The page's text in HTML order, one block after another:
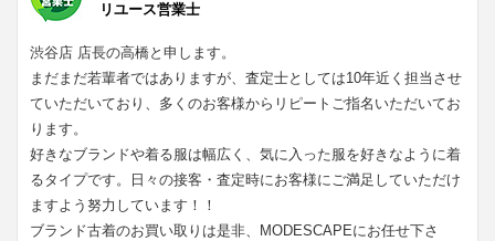
リユース営業士
渋谷店 店長の高橋と申します。
まだまだ若輩者ではありますが、査定士としては10年近く担当させ
ていただいており、多くのお客様からリピートご指名いただいてお
ります。
好きなブランドや着る服は幅広く、気に入った服を好きなように着
るタイプです。日々の接客・査定時にお客様にご満足していただけ
ますよう努力しています！！
ブランド古着のお買い取りは是非、MODESCAPEにお任せ下さ